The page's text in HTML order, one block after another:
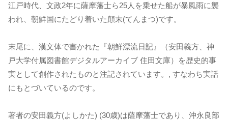
江戸時代、文政2年に薩摩藩士ら25人を乗せた船が暴風雨に襲
われ、朝鮮国にたどり着いた顛末(てんまつ)です。
末尾に、漢文体で書かれた『朝鮮漂流日記』（安田義方、神
戸大学付属図書館デジタルアーカイブ 住田文庫）を歴史的事
実として創作されたものと注記されています。, すなわち実話
にもとづいているのです。
著者の安田義方(よしかた) (30歳)は薩摩藩士であり、沖永良部